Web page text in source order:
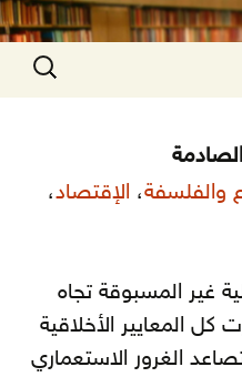
البحث
عن:
والفلسفة، الإقتصاد،
غير المسبوقة تجاه
كل المعايير الأخلاقية
الغرور الاستعماري